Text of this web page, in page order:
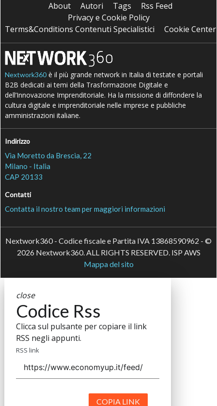
About Autori Tags
Rss Feed
Privacy e Cookie Policy
Terms&Conditions Contenuti Specialistici
Cookie Center
Nextwork360 è il più grande network in Italia di testate e portali
B2B dedicati ai temi della Trasformazione Digitale e
dell’Innovazione Imprenditoriale. Ha la missione di diffondere la
cultura digitale e imprenditoriale nelle imprese e pubbliche
amministrazioni italiane.
Indirizzo
Via Moretto da Brescia, 22
Milano - Italia
CAP 20133
Contatti
Contatta il nostro team per maggiori informazioni
Nextwork360 - Codice fiscale e Partita IVA 13868590962 - ©
2026 Nextwork360. ALL RIGHTS RESERVED. ISP AWS
Mappa del sito
close
Codice Rss
Clicca sul pulsante per copiare il link
RSS negli appunti.
RSS link
COPIA LINK